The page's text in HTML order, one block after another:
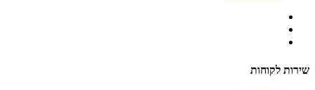
שירות לקוחות